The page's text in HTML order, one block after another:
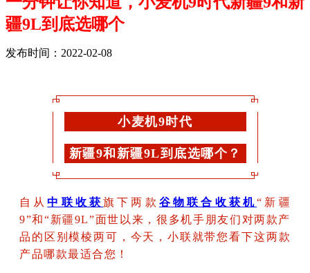
疆9L到底选哪个
发布时间：2022-02-08
小麦机9时代
新疆9和新疆9L到底选哪个？
自从中联收获旗下两款 谷物联合收获机“新疆
9”和“新疆9L”面世以来，很多机手朋友们对两款产
品的区别模棱两可，今天，小联就带您看下这两款
产品哪款最适合您！